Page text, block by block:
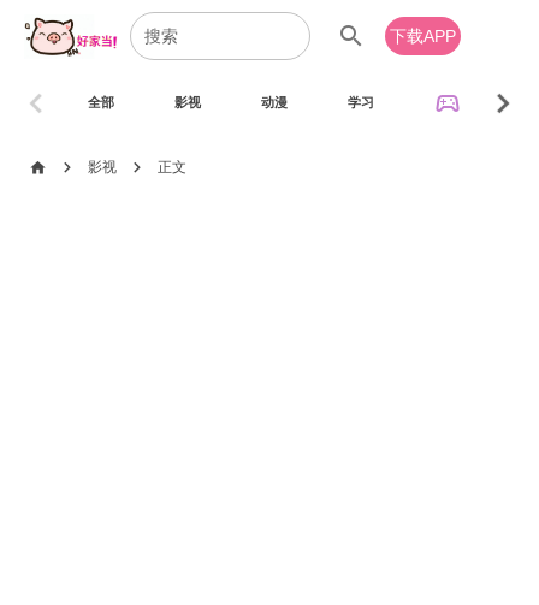
search 下载APP
全部 影视 动漫 学习 sports_esports
chevron_left chevron_right
home chevron_right 影视 chevron_right 正文